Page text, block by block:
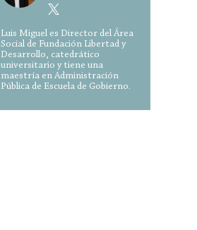
Luis Miguel es Director del Área
Social de Fundación Libertad y
Desarrollo, catedrático
universitario y tiene una
maestría en Administración
Pública de Escuela de Gobierno.